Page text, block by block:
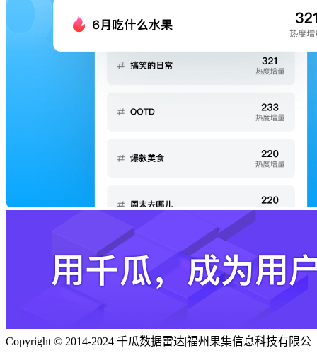
Copyright © 2014-2024 千瓜数据雷达|福州果集信息科技有限公